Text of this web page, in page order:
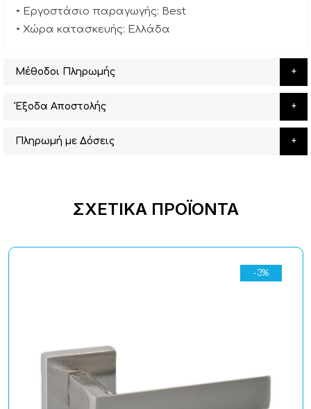
• Εργοστάσιο παραγωγής: Best
• Χώρα κατασκευής: Ελλάδα
Μέθοδοι Πληρωμής
Έξοδα Αποστολής
Πληρωμή με Δόσεις
ΣΧΕΤΙΚΆ ΠΡΟΪΌΝΤΑ
-3%